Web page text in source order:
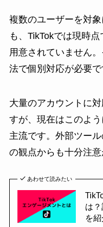
複数のユーザーを対
も、TikTokでは現時
用意されていません
法で個別対応が必要で
大量のアカウントに
すが、現在はこのよ
主流です。外部ツー
の観点からも十分注意
あわせて読みたい
は
を紹